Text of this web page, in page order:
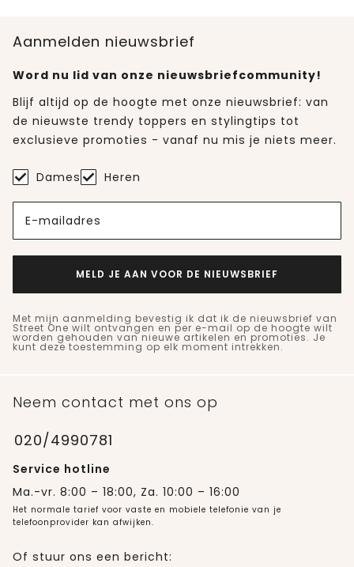
Aanmelden nieuwsbrief
Word nu lid van onze nieuwsbriefcommunity!
Blijf altijd op de hoogte met onze nieuwsbrief: van
de nieuwste trendy toppers en stylingtips tot
exclusieve promoties - vanaf nu mis je niets meer.
Dames Heren
E-mailadres
MELD JE AAN VOOR DE NIEUWSBRIEF
Met mijn aanmelding bevestig ik dat ik de nieuwsbrief van
Street One wilt ontvangen en per e-mail op de hoogte wilt
worden gehouden van nieuwe artikelen en promoties. Je
kunt deze toestemming op elk moment intrekken.
Neem contact met ons op
020/4990781
Service hotline
Ma.-vr. 8:00 – 18:00, Za. 10:00 – 16:00
Het normale tarief voor vaste en mobiele telefonie van je
telefoonprovider kan afwijken.
Of stuur ons een bericht: